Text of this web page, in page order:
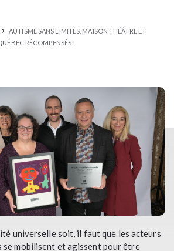
AUTISME SANS LIMITES, MAISON THÉÂTRE ET
RÉCOMPENSÉS!
universelle soit, il faut que les acteurs
se mobilisent et agissent pour être